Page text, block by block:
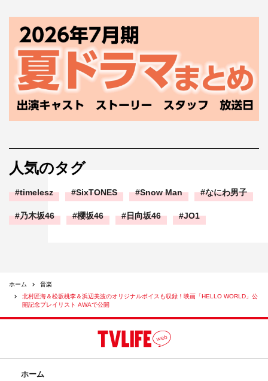
人気のタグ
timelesz SixTONES Snow Man なにわ男子
乃木坂46 櫻坂46 日向坂46 JO1
ホーム
音楽
北村匠海＆松坂桃李＆浜辺美波のオリジナルボイスも収録！映画「HELLO WORLD」公
開記念プレイリスト AWAで公開
ホーム